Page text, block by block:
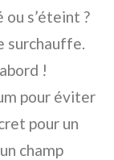
s’éteint ?
surchauffe.
!
pour éviter
pour un
champ